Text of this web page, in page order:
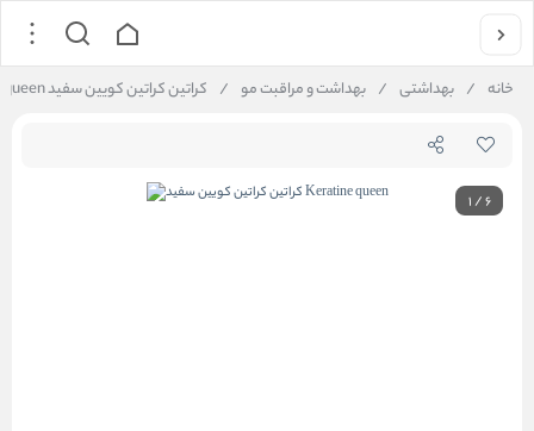
خانه / بهداشتی / بهداشت و مراقبت مو / کراتین کراتین کویین سفید Keratine queen
1/6